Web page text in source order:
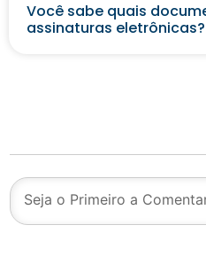
Você sabe quais
assinaturas eletrônicas?